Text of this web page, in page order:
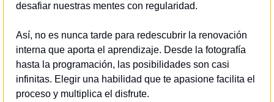
desafiar nuestras mentes con regularidad.
Así, no es nunca tarde para redescubrir la renovación
interna que aporta el aprendizaje. Desde la fotografía
hasta la programación, las posibilidades son casi
infinitas. Elegir una habilidad que te apasione facilita el
proceso y multiplica el disfrute.